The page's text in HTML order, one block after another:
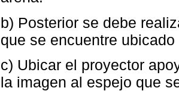
b) Posterior se debe
que se encuentre
c) Ubicar el proyector
la imagen al espejo que